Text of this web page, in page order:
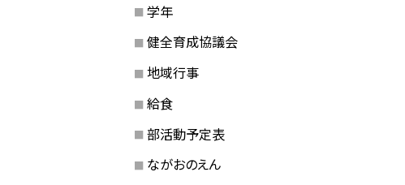
学年
健全育成協議会
地域行事
給食
部活動予定表
ながおのえん